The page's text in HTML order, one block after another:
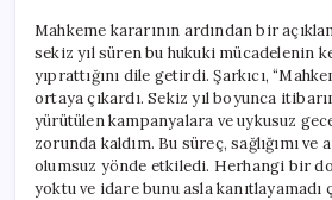
Mahkeme kararının ardından bir
sekiz yıl süren bu hukuki mücadelenin
yıprattığını dile getirdi. Şarkıcı,
ortaya çıkardı. Sekiz yıl boyunca
yürütülen kampanyalara ve uykusuz
zorunda kaldım. Bu süreç, sağlığımı ve
olumsuz yönde etkiledi. Herhangi bir
yoktu ve idare bunu asla